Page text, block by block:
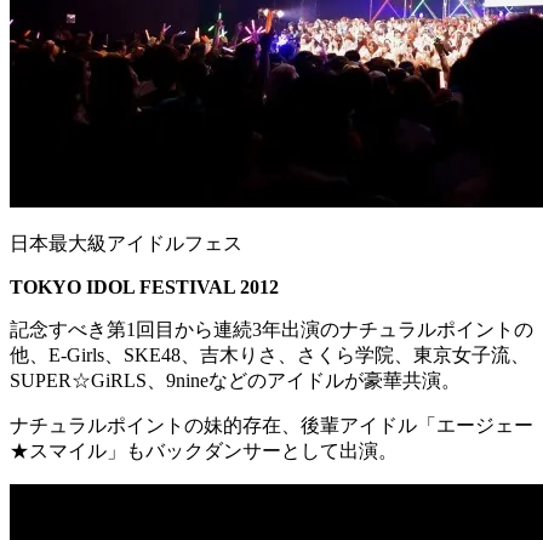
日本最大級アイドルフェス
TOKYO IDOL FESTIVAL 2012
記念すべき第1回目から連続3年出演のナチュラルポイントの
他、E-Girls、SKE48、吉木りさ、さくら学院、東京女子流、
SUPER☆GiRLS、9nineなどのアイドルが豪華共演。
ナチュラルポイントの妹的存在、後輩アイドル「エージェー
★スマイル」もバックダンサーとして出演。